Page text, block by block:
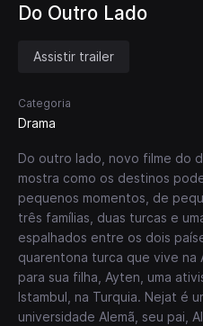
Do Outro Lado
Assistir trailer
Categoria
Drama
Do outro lado, novo filme do
mostra como os destinos
pequenos momentos, de
três famílias, duas turcas e
espalhados entre os dois
quarentona turca que vive na
para sua filha, Ayten, uma
Istambul, na Turquia. Nejat é
universidade Alemã, seu pai,